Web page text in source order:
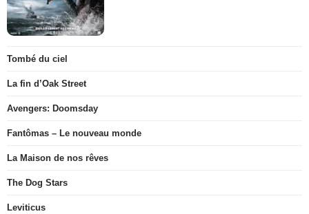
Tombé du ciel
La fin d’Oak Street
Avengers: Doomsday
Fantômas – Le nouveau monde
La Maison de nos rêves
The Dog Stars
Leviticus